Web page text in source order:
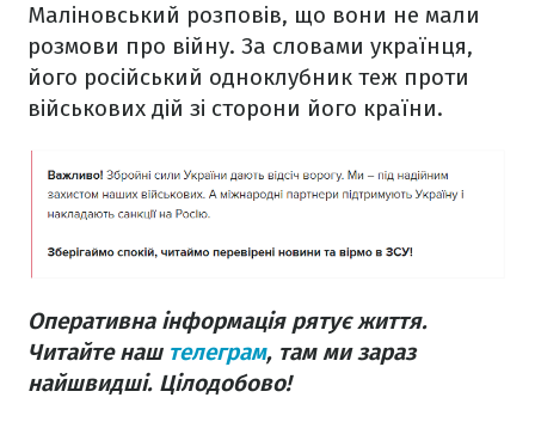
Маліновський розповів, що вони не мали
розмови про війну. За словами українця,
його російський одноклубник теж проти
військових дій зі сторони його країни.
Оперативна інформація рятує життя.
Читайте наш телеграм, там ми зараз
найшвидші. Цілодобово!